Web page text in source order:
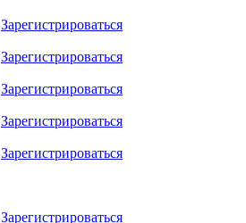
Зарегистрироваться
Зарегистрироваться
Зарегистрироваться
Зарегистрироваться
Зарегистрироваться
Зарегистрироваться